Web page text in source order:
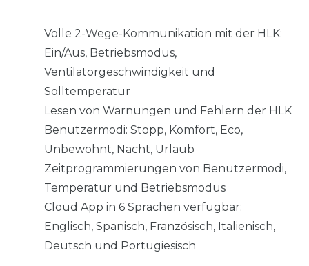
Volle 2-Wege-Kommunikation mit der HLK:
Ein/Aus, Betriebsmodus,
Ventilatorgeschwindigkeit und
Solltemperatur
Lesen von Warnungen und Fehlern der HLK
Benutzermodi: Stopp, Komfort, Eco,
Unbewohnt, Nacht, Urlaub
Zeitprogrammierungen von Benutzermodi,
Temperatur und Betriebsmodus
Cloud App in 6 Sprachen verfügbar:
Englisch, Spanisch, Französisch, Italienisch,
Deutsch und Portugiesisch